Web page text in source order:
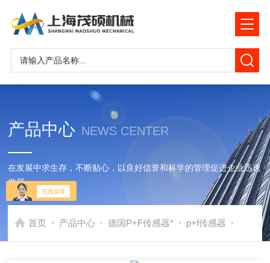
产品中心 NEWS CENTER
在发展中求生存，不断贴心，以良好信誉和科学的管理促进企业迅速
发展
首页 - 产品中心 - 德国P+F传感器* - p+f传感器 - 德国